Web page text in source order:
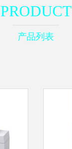
PRODUCT
产品列表